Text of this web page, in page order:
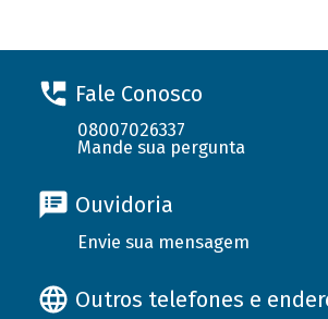
Fale Conosco
08007026337
Mande sua pergunta
Ouvidoria
Envie sua mensagem
Outros telefones e